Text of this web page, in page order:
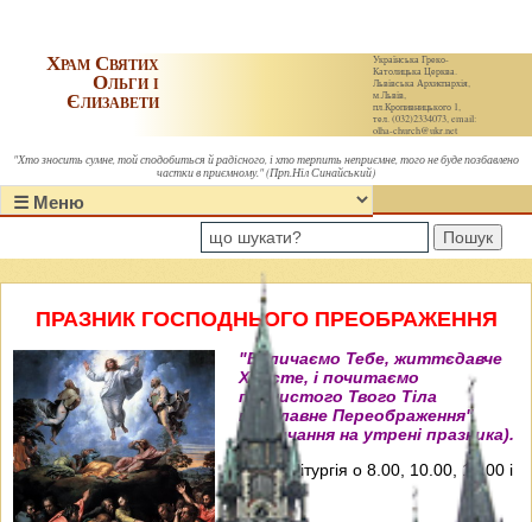
Українська Греко-
Католицька Церква.
Львівська Архиєпархія,
м.Львів,
пл.Кропивницького 1,
тел. (032)2334073, email:
olha-church@ukr.net
Храм Святих
Ольги і
Єлизавети
"Хто зносить сумне, той сподобиться й радісного, і хто терпить неприємне, того не буде позбавлено
частки в приємному." (Прп.Ніл Синайський)
Пошук
ПРАЗНИК ГОСПОДНЬОГО ПРЕОБРАЖЕННЯ
"Величаємо Тебе, життєдавче
Христе, і почитаємо
пречистого Твого Тіла
преславне Переображення"
(Величання на утрені празника).
Свята Літургія о 8.00, 10.00, 12.00 і
18.00